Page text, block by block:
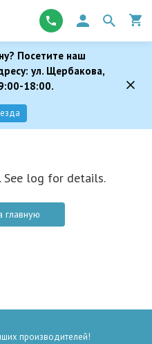
Посетите наш
ул. Щербакова,
18:00.
See log for details.
главную
производителей!